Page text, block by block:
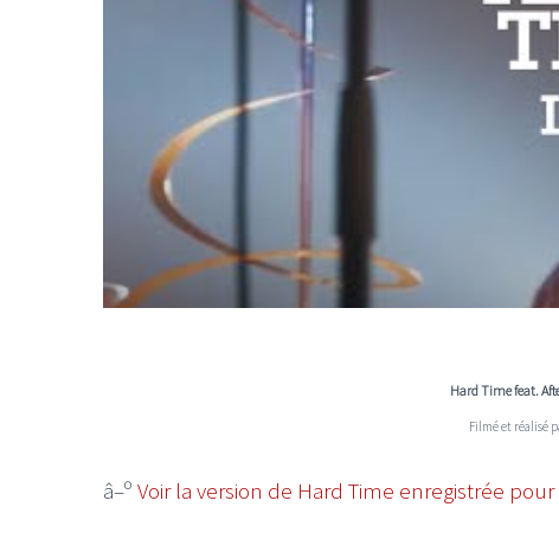
Hard Time feat.
Filmé et réalisé
â–º Voir la version de Hard Time enregistrée pour
LE GROS RIFFIFI